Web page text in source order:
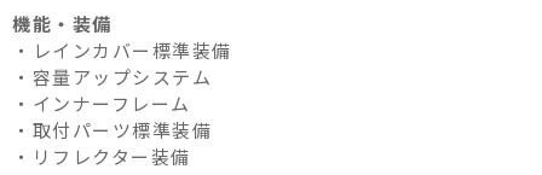
機能・装備
・レインカバー標準装備
・容量アップシステム
・インナーフレーム
・取付パーツ標準装備
・リフレクター装備